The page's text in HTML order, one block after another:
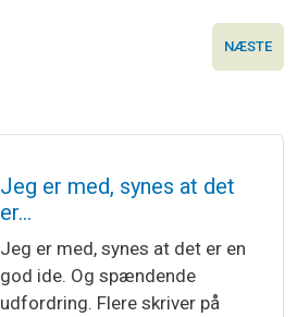
NÆSTE
Jeg er med, synes at det
er…
Jeg er med, synes at det er en
god ide. Og spændende
udfordring. Flere skriver på